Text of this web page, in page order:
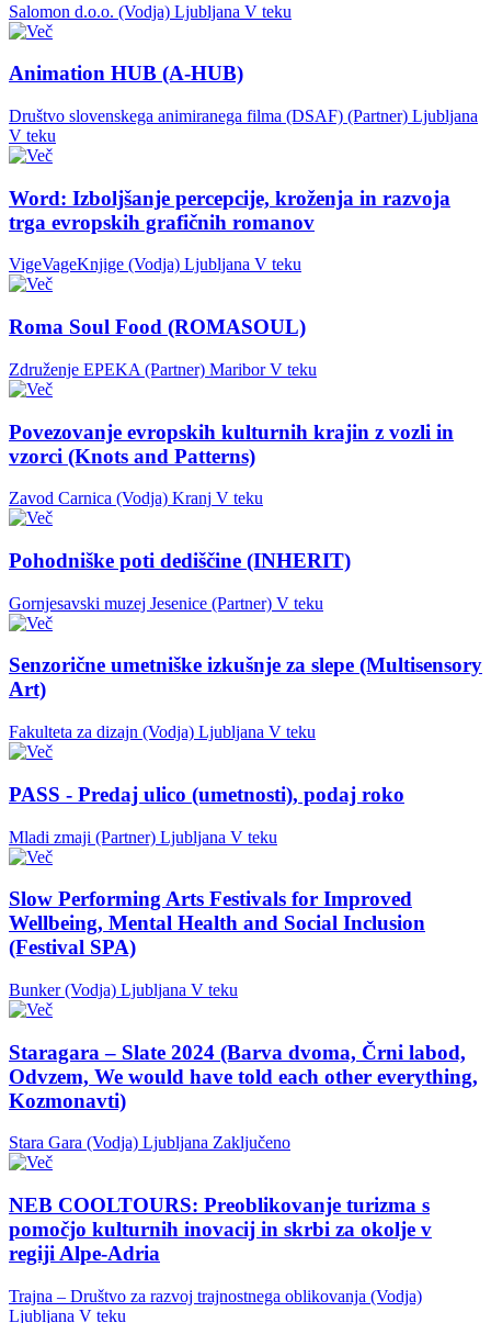
Salomon d.o.o. (Vodja) Ljubljana V teku
Animation HUB (A-HUB)
Društvo slovenskega animiranega filma (DSAF) (Partner) Ljubljana
V teku
Word: Izboljšanje percepcije, kroženja in razvoja
trga evropskih grafičnih romanov
VigeVageKnjige (Vodja) Ljubljana V teku
Roma Soul Food (ROMASOUL)
Združenje EPEKA (Partner) Maribor V teku
Povezovanje evropskih kulturnih krajin z vozli in
vzorci (Knots and Patterns)
Zavod Carnica (Vodja) Kranj V teku
Pohodniške poti dediščine (INHERIT)
Gornjesavski muzej Jesenice (Partner) V teku
Senzorične umetniške izkušnje za slepe (Multisensory
Art)
Fakulteta za dizajn (Vodja) Ljubljana V teku
PASS - Predaj ulico (umetnosti), podaj roko
Mladi zmaji (Partner) Ljubljana V teku
Slow Performing Arts Festivals for Improved
Wellbeing, Mental Health and Social Inclusion
(Festival SPA)
Bunker (Vodja) Ljubljana V teku
Staragara – Slate 2024 (Barva dvoma, Črni labod,
Odvzem, We would have told each other everything,
Kozmonavti)
Stara Gara (Vodja) Ljubljana Zaključeno
NEB COOLTOURS: Preoblikovanje turizma s
pomočjo kulturnih inovacij in skrbi za okolje v
regiji Alpe-Adria
Trajna – Društvo za razvoj trajnostnega oblikovanja (Vodja)
Ljubljana V teku